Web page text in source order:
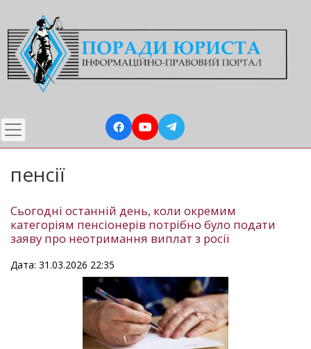
до
основного
вмісту
пенсії
Сьогодні останній день, коли окремим
категоріям пенсіонерів потрібно було подати
заяву про неотримання виплат з росії
Дата: 31.03.2026 22:35